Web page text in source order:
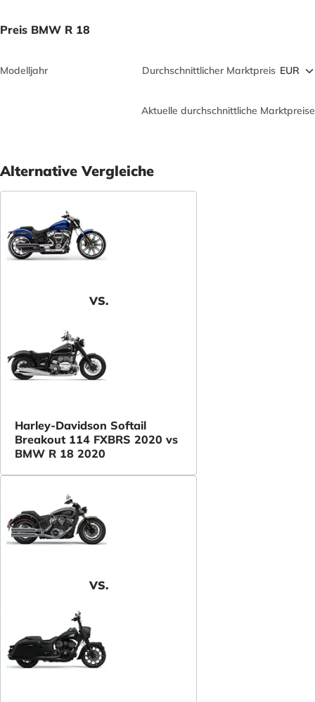
Preis BMW R 18
Modelljahr Durchschnittlicher Marktpreis
Aktuelle durchschnittliche Marktpreise
Alternative Vergleiche
VS.
Harley-Davidson Softail
Breakout 114 FXBRS 2020 vs
BMW R 18 2020
VS.